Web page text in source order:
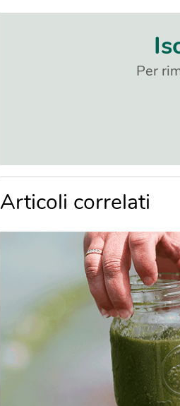
Per
Articoli correlati